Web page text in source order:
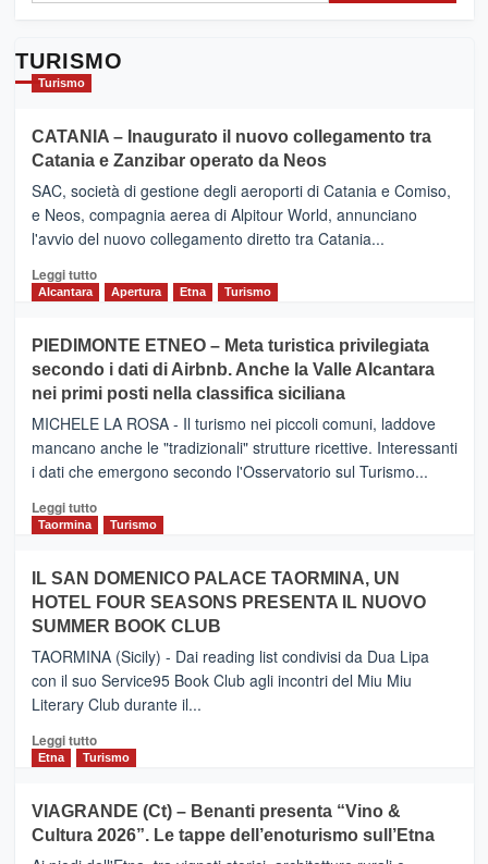
TURISMO
Turismo
CATANIA – Inaugurato il nuovo collegamento tra
Catania e Zanzibar operato da Neos
SAC, società di gestione degli aeroporti di Catania e Comiso,
e Neos, compagnia aerea di Alpitour World, annunciano
l'avvio del nuovo collegamento diretto tra Catania...
Leggi tuttoLeggi
CATANIA
–
Inaugurato
il
nuovo
collegamento
tra
e
Zanzibar
da
Neos
Alcantara Apertura Etna Turismo
PIEDIMONTE ETNEO – Meta turistica privilegiata
secondo i dati di Airbnb. Anche la Valle Alcantara
nei primi posti nella classifica siciliana
MICHELE LA ROSA - Il turismo nei piccoli comuni, laddove
mancano anche le "tradizionali" strutture ricettive. Interessanti
i dati che emergono secondo l'Osservatorio sul Turismo...
Leggi tuttoLeggi
PIEDIMONTE
ETNEO
–
Meta
turistica
privilegiata
secondo
dati
di
Anche
la
Taormina Turismo
IL SAN DOMENICO PALACE TAORMINA, UN
HOTEL FOUR SEASONS PRESENTA IL NUOVO
SUMMER BOOK CLUB
TAORMINA (Sicily) - Dai reading list condivisi da Dua Lipa
con il suo Service95 Book Club agli incontri del Miu Miu
Literary Club durante il...
Leggi tuttoLeggi
di
IL
SAN
Etna Turismo
VIAGRANDE (Ct) – Benanti presenta “Vino &
Cultura 2026”. Le tappe dell’enoturismo sull’Etna